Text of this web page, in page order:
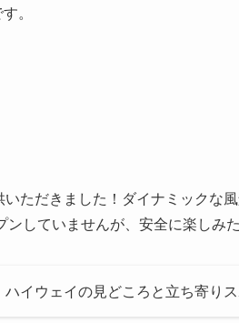
。
ただきました！ダイナミックな
していませんが、安全に楽しみ
イウェイの見どころと立ち寄り